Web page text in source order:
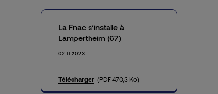
La Fnac s’installe à
Lampertheim (67)
02.11.2023
Télécharger (PDF 470,3 Ko)